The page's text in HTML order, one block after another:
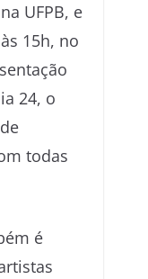
UFPB, e
15h, no
24, o
todas
é